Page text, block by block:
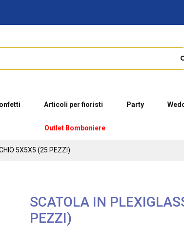
Articoli per fioristi Party
Outlet Bomboniere
5X5X5 (25 PEZZI)
SCATOLA IN
PEZZI)